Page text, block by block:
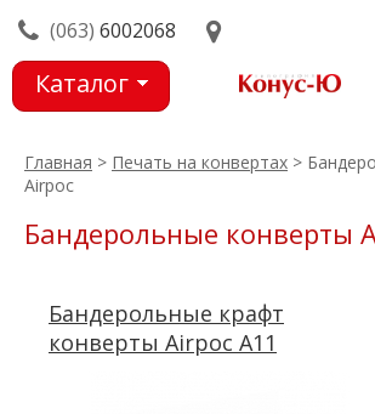
(063) 6002068
Каталог
Главная > Печать на конвертах >
Airpoc
Бандерольные конверты
Бандерольные крафт
конверты Airpoc А11